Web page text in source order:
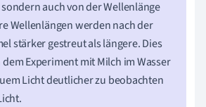
auch von der Wellenlänge
Wellenlängen werden nach der
stärker gestreut als längere. Dies
Experiment mit Milch im Wasser
Licht deutlicher zu beobachten